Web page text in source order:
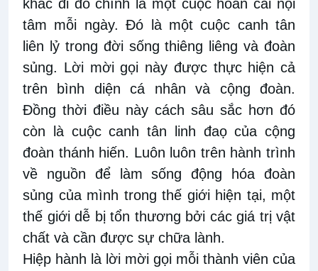
khác đi đó chính là một cuộc hoán cải nội
tâm mỗi ngày. Đó là một cuộc canh tân
liên lỷ trong đời sống thiêng liêng và đoàn
sủng. Lời mời gọi này được thực hiện cả
trên bình diện cá nhân và cộng đoàn.
Đồng thời điều này cách sâu sắc hơn đó
còn là cuộc canh tân linh đaọ của cộng
đoàn thánh hiến. Luôn luôn trên hành trình
về nguồn để làm sống động hóa đoàn
sủng của mình trong thế giới hiện tại, một
thế giới dễ bị tổn thương bởi các giá trị vật
chất và cần được sự chữa lành.
Hiệp hành là lời mời gọi mỗi thành viên của